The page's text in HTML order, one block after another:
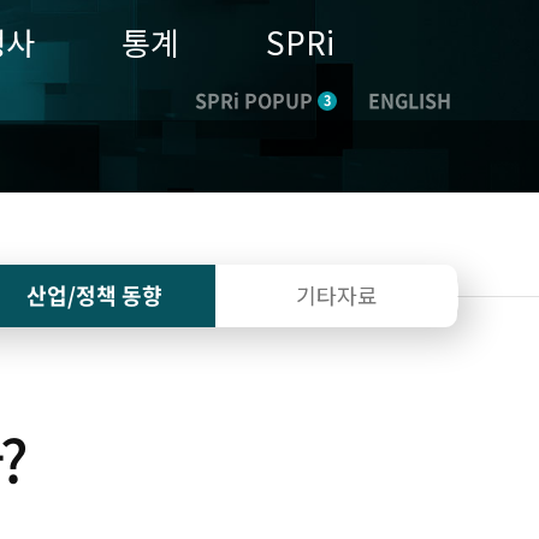
통계 SPRi
SPRi POPUP 3 ENGLISH
산업/정책 동향 기타자료